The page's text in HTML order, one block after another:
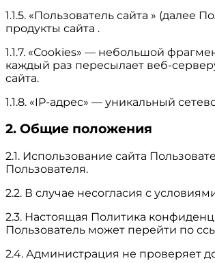
1.1.5. «Пользователь сайта »
продукты сайта .
1.1.7. «Cookies» — небольшой
каждый раз пересылает веб-
сайта.
1.1.8. «IP-адрес» — уникальный
2. Общие положения
2.1. Использование сайта
Пользователя.
2.2. В случае несогласия с
2.3. Настоящая Политика
Пользователь может перейти по
2.4. Администрация не проверяет